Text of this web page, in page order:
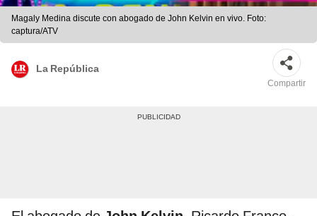
Magaly Medina discute con abogado de John Kelvin en vivo. Foto:
captura/ATV
La República
Compartir